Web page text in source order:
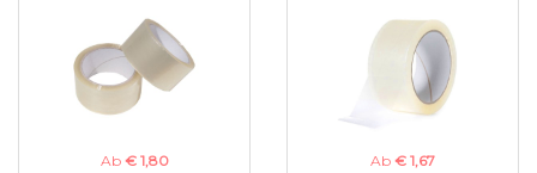
Ab € 1,80
Ab € 1,67